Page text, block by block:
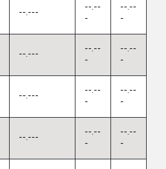
--.---
--.--
-
--.--
-
--.---
--.--
-
--.--
-
--.---
--.--
-
--.--
-
--.---
--.--
-
--.--
-